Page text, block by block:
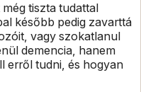
tiszta tudattal
később pedig zavarttá
vagy szokatlanul
demencia, hanem
erről tudni, és hogyan